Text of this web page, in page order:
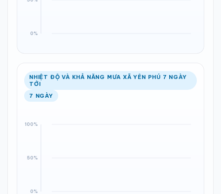
NHIỆT ĐỘ VÀ KHẢ NĂNG MƯA XÃ YÊN PHÚ 7 NGÀY
TỚI
7 NGÀY